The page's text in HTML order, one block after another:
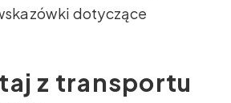
dotyczące
z transportu